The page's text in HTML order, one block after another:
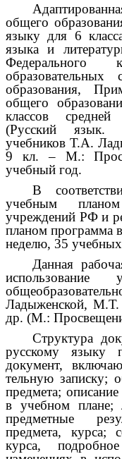
общего
языку для 6
языка и
Федерального
образовательных
образования,
общего
классов
(Русский язык.
учебников Т.А.
9 кл. – М.:
учебный год.
В
учебным
учреждений РФ и
планом программа
неделю, 35
Данная
Ладыженской, М.Т.
др. (М.:
Структура
русскому языку
документ,
тельную записку;
предмета;
в учебном плане;
предметные
предмета, курса;
курса,